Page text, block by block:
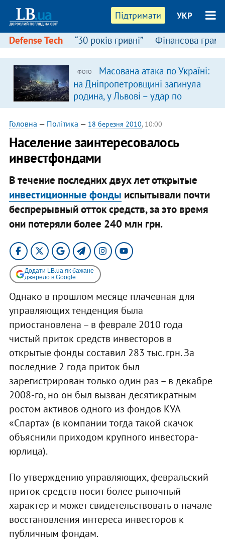
Підтримати УКР
Defense Tech “30 років гривні” Фінансова
ФОТО
Масована атака по Україні:
на Дніпропетровщині загинула
родина, у Львові – удар по
багатоповерхівках
(доповнюється)
Головна — Політика — 18 березня 2010, 10:00
Население заинтересовалось
инвестфондами
В течение последних двух лет открытые
инвестиционные фонды испытывали почти
беспрерывный отток средств, за это время
они потеряли более 240 млн грн.
Додати LB.ua як бажане
джерело в Google
Однако в прошлом месяце плачевная для
управляющих тенденция была
приостановлена – в феврале 2010 года
чистый приток средств инвесторов в
открытые фонды составил 283 тыс. грн. За
последние 2 года приток был
зарегистрирован только один раз – в декабре
2008-го, но он был вызван десятикратным
ростом активов одного из фондов КУА
«Спарта» (в компании тогда такой скачок
объяснили приходом крупного инвестора-
юрлица).
По утверждению управляющих, февральский
приток средств носит более рыночный
характер и может свидетельствовать о начале
восстановления интереса инвесторов к
публичным фондам.